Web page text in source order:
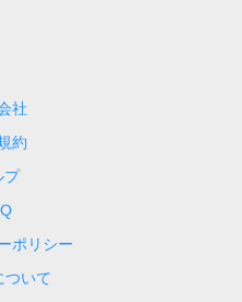
社
約
プ
ポリシー
ついて